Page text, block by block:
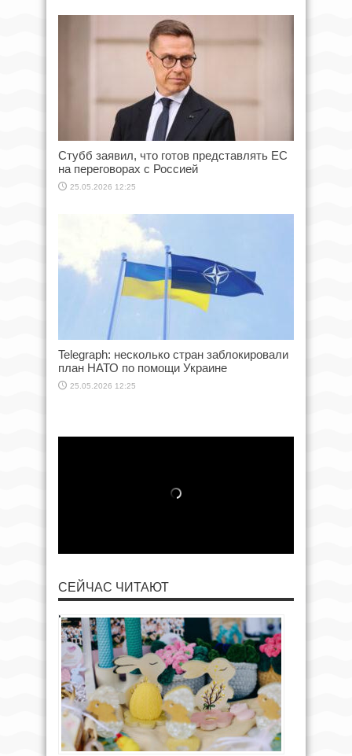
Стубб заявил, что готов представлять ЕС
на переговорах с Россией
25.05.2026 12:25
Telegraph: несколько стран заблокировали
план НАТО по помощи Украине
25.05.2026 12:25
СЕЙЧАС ЧИТАЮТ